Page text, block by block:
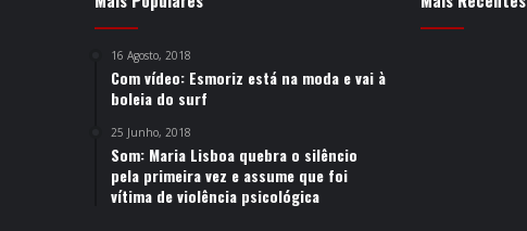
16 Agosto, 2018
Com vídeo: Esmoriz está na moda e vai à
boleia do surf
25 Junho, 2018
Som: Maria Lisboa quebra o silêncio
pela primeira vez e assume que foi
vítima de violência psicológica